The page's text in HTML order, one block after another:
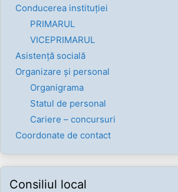
Conducerea instituției
PRIMARUL
VICEPRIMARUL
Asistență socială
Organizare și personal
Organigrama
Statul de personal
Cariere – concursuri
Coordonate de contact
Consiliul local